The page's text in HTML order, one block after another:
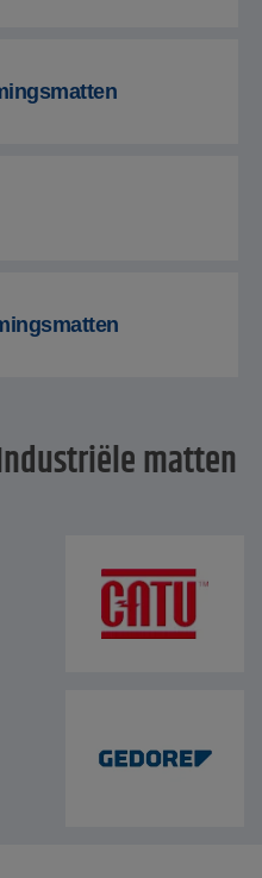
matten